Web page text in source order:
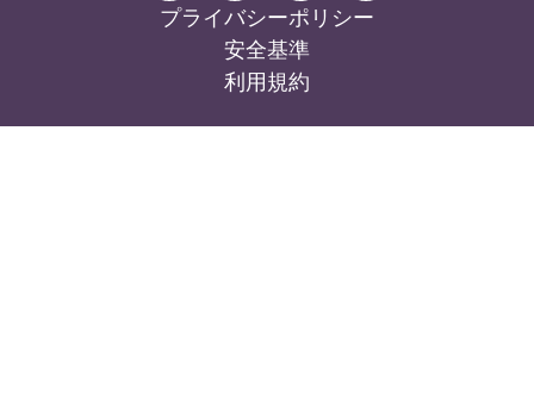
プライバシーポリシー
安全基準
利用規約